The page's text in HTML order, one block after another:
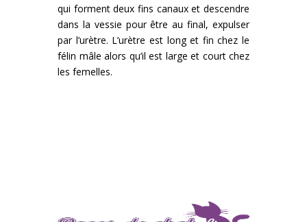
qui forment deux fins canaux et descendre
dans la vessie pour être au final, expulser
par l’urètre. L’urètre est long et fin chez le
félin mâle alors qu’il est large et court chez
les femelles.